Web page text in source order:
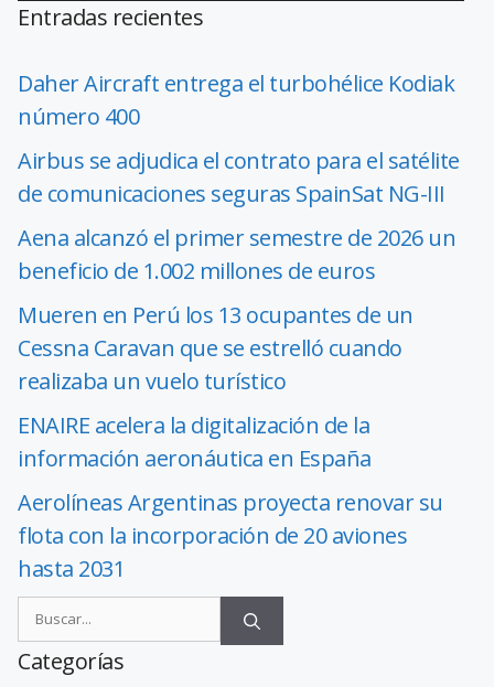
Entradas recientes
Daher Aircraft entrega el turbohélice Kodiak
número 400
Airbus se adjudica el contrato para el satélite
de comunicaciones seguras SpainSat NG-III
Aena alcanzó el primer semestre de 2026 un
beneficio de 1.002 millones de euros
Mueren en Perú los 13 ocupantes de un
Cessna Caravan que se estrelló cuando
realizaba un vuelo turístico
ENAIRE acelera la digitalización de la
información aeronáutica en España
Aerolíneas Argentinas proyecta renovar su
flota con la incorporación de 20 aviones
hasta 2031
Categorías